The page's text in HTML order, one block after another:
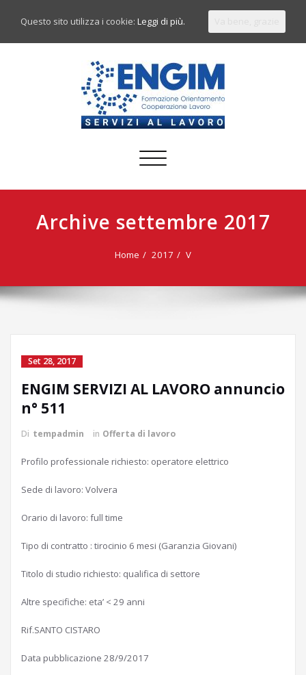
Commuta
Archive settembre 2017
Home 2017 V
Set 28, 2017
ENGIM SERVIZI AL LAVORO annuncio
n° 511
Di tempadmin in Offerta di lavoro
Profilo professionale richiesto: operatore elettrico
Sede di lavoro: Volvera
Orario di lavoro: full time
Tipo di contratto : tirocinio 6 mesi (Garanzia Giovani)
Titolo di studio richiesto: qualifica di settore
Altre specifiche: eta’ < 29 anni
Rif.SANTO CISTARO
Data pubblicazione 28/9/2017
Questo sito utilizza i cookie:Leggi di più.